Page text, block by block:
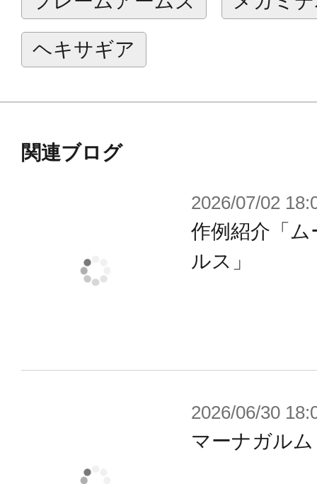
ヘキサギア
関連ブログ
2026/07/02
作例紹介「
ルス」
2026/06/30
マーナガル